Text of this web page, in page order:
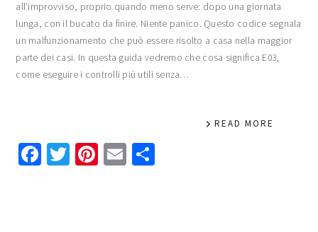
all’improvviso, proprio quando meno serve: dopo una giornata
lunga, con il bucato da finire. Niente panico. Questo codice segnala
un malfunzionamento che può essere risolto a casa nella maggior
parte dei casi. In questa guida vedremo che cosa significa E03,
come eseguire i controlli più utili senza…
READ MORE
Facebook
Twitter
Pinterest
Email